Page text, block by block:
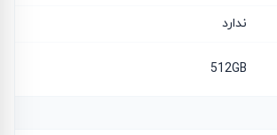
ندارد
512GB